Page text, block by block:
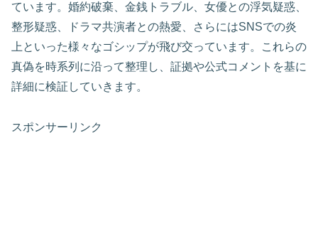
ています。婚約破棄、金銭トラブル、女優との浮気疑惑、
整形疑惑、ドラマ共演者との熱愛、さらにはSNSでの炎
上といった様々なゴシップが飛び交っています。これらの
真偽を時系列に沿って整理し、証拠や公式コメントを基に
詳細に検証していきます。
スポンサーリンク